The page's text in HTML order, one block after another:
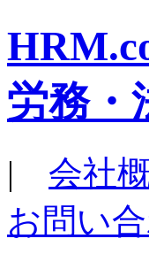
労務・
| 会社
お問い